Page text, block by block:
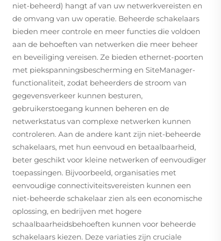
niet-beheerd) hangt af van uw netwerkvereisten en
de omvang van uw operatie. Beheerde schakelaars
bieden meer controle en meer functies die voldoen
aan de behoeften van netwerken die meer beheer
en beveiliging vereisen. Ze bieden ethernet-poorten
met piekspanningsbescherming en SiteManager-
functionaliteit, zodat beheerders de stroom van
gegevensverkeer kunnen besturen,
gebruikerstoegang kunnen beheren en de
netwerkstatus van complexe netwerken kunnen
controleren. Aan de andere kant zijn niet-beheerde
schakelaars, met hun eenvoud en betaalbaarheid,
beter geschikt voor kleine netwerken of eenvoudiger
toepassingen. Bijvoorbeeld, organisaties met
eenvoudige connectiviteitsvereisten kunnen een
niet-beheerde schakelaar zien als een economische
oplossing, en bedrijven met hogere
schaalbaarheidsbehoeften kunnen voor beheerde
schakelaars kiezen. Deze variaties zijn cruciale